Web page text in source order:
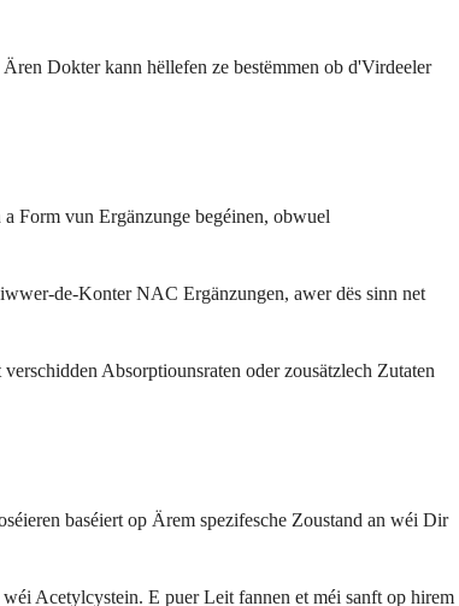
Dokter kann hëllefen ze bestëmmen ob d'Virdeeler
Form vun Ergänzunge begéinen, obwuel
de-Konter NAC Ergänzungen, awer dës sinn net
Absorptiounsraten oder zousätzlech Zutaten
baséiert op Ärem spezifesche Zoustand an wéi Dir
Acetylcystein. E puer Leit fannen et méi sanft op hirem